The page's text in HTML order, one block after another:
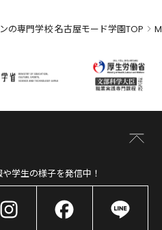
の専門学校 名古屋モード学園TOP
学生の様子を発信中！